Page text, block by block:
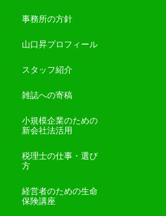
事務所の方針
山口昇プロフィール
スタッフ紹介
雑誌への寄稿
小規模企業のための
新会社法活用
税理士の仕事・選び
方
経営者のための生命
保険講座